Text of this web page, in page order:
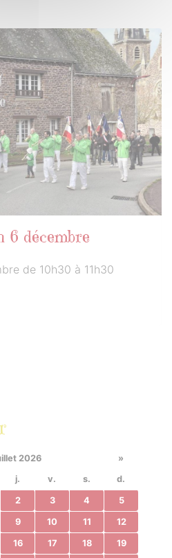
6 décembre
de 10h30 à 11h30
2026
»
j. v. s.
d.
2 3 4 5
9 10 11 12
16 17 18 19